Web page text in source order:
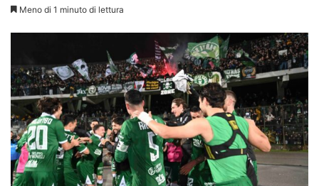
Meno di 1 minuto di lettura